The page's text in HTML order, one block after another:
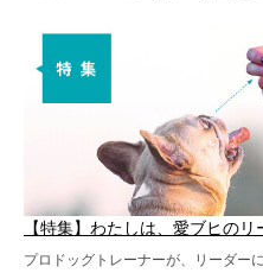
【特集】わたしは、愛ブヒのリ
プロドッグトレーナーが、リーダー